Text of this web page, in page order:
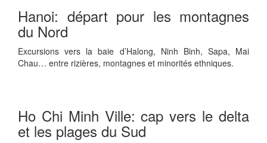
Hanoi: départ pour les montagnes
du Nord
Excursions vers la baie d’Halong, Ninh Binh, Sapa, Mai
Chau… entre rizières, montagnes et minorités ethniques.
Ho Chi Minh Ville: cap vers le delta
et les plages du Sud